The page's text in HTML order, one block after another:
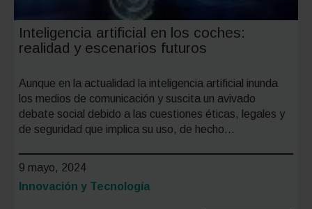
Inteligencia artificial en los coches:
realidad y escenarios futuros
Aunque en la actualidad la inteligencia artificial inunda
los medios de comunicación y suscita un avivado
debate social debido a las cuestiones éticas, legales y
de seguridad que implica su uso, de hecho…
9 mayo, 2024
Categoría:
Innovación y Tecnología